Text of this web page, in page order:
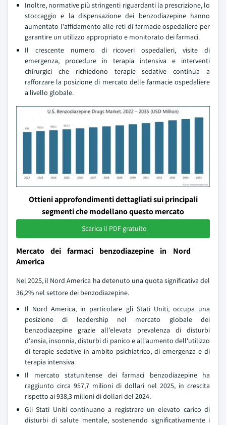
Inoltre, normative più stringenti riguardanti la prescrizione, lo
stoccaggio e la dispensazione dei benzodiazepine hanno
aumentato l'affidamento alle reti di farmacie ospedaliere per
garantire un utilizzo appropriato e monitorato dei farmaci.
Il crescente numero di ricoveri ospedalieri, visite di
emergenza, procedure in terapia intensiva e interventi
chirurgici che richiedono terapie sedative continua a
rafforzare la posizione di mercato delle farmacie ospedaliere
a livello globale.
Ottieni approfondimenti dettagliati sui principali
segmenti che modellano questo mercato
Scarica il PDF gratuito
Mercato dei farmaci benzodiazepine in Nord
America
Nel 2025, il Nord America ha detenuto una quota significativa del
36,2% nel settore dei benzodiazepine.
Il Nord America, in particolare gli Stati Uniti, occupa una
posizione di leadership nel mercato globale dei
benzodiazepine grazie all'elevata prevalenza di disturbi
d'ansia, insonnia, disturbi di panico e all'aumento dell'utilizzo
di terapie sedative in ambito psichiatrico, di emergenza e di
terapia intensiva.
Il mercato statunitense dei farmaci benzodiazepine ha
raggiunto circa 957,7 milioni di dollari nel 2025, in crescita
rispetto ai 938,3 milioni di dollari del 2024.
Gli Stati Uniti continuano a registrare un elevato carico di
disturbi di salute mentale, sostenendo significativamente i